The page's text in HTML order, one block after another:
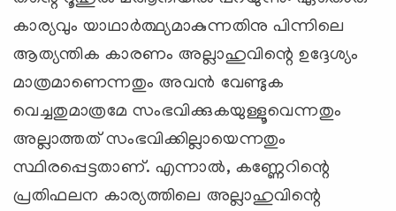
കാര്യവും യാഥാര്‍ത്ഥ്യമാകുന്നതിനു പിന്നിലെ
ആത്യന്തിക കാരണം അല്ലാഹുവിന്റെ ഉദ്ദേശ്യം
മാത്രമാണെന്നതും അവന്‍ വേണ്ടുക
വെച്ചതുമാത്രമേ സംഭവിക്കുകയുള്ളൂവെന്നതും
അല്ലാത്തത് സംഭവിക്കില്ലായെന്നതും
സ്ഥിരപ്പെട്ടതാണ്. എന്നാല്‍, കണ്ണേറിന്റെ
പ്രതിഫലന കാര്യത്തിലെ അല്ലാഹുവിന്റെ